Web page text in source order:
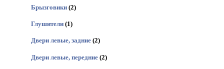
Брызговики (2)
Глушители (1)
Двери левые, задние (2)
Двери левые, передние (2)